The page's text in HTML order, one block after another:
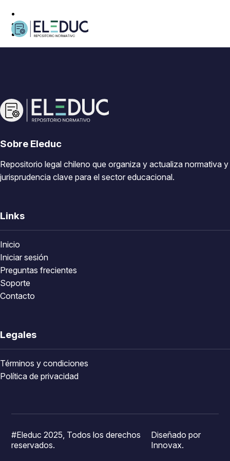
Sobre Eleduc
Repositorio legal chileno que organiza y actualiza normativa y
jurisprudencia clave para el sector educacional.
Links
Inicio
Iniciar sesión
Preguntas frecientes
Soporte
Contacto
Legales
Términos y condiciones
Política de privacidad
#Eleduc 2025, Todos los derechos
reservados.
Diseñado por
Innovax.